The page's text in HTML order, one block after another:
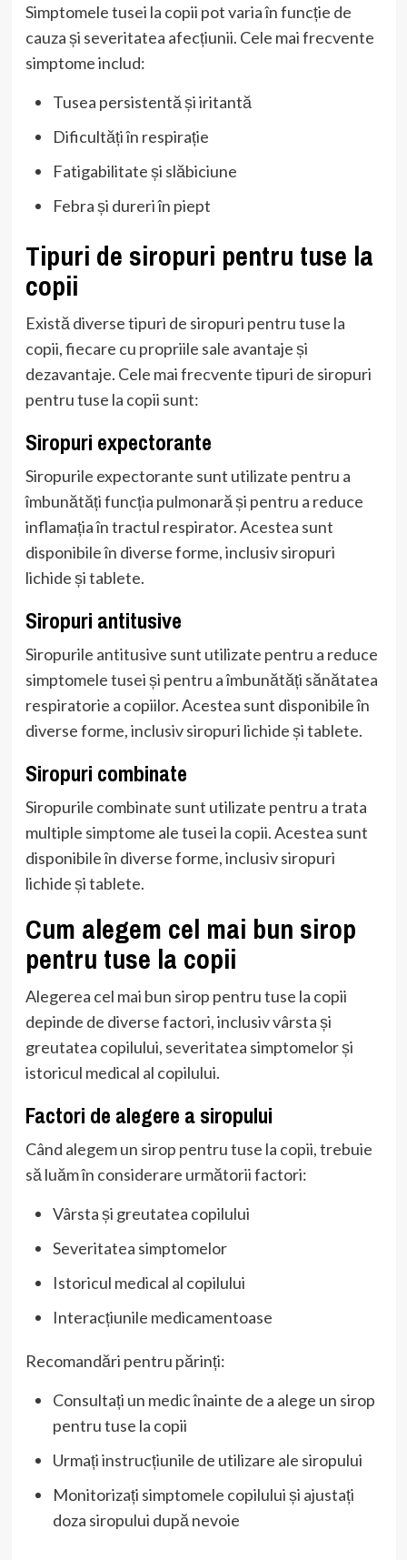
Simptomele tusei la copii pot varia în funcție de
cauza și severitatea afecțiunii. Cele mai frecvente
simptome includ:
Tusea persistentă și iritantă
Dificultăți în respirație
Fatigabilitate și slăbiciune
Febra și dureri în piept
Tipuri de siropuri pentru tuse la
copii
Există diverse tipuri de siropuri pentru tuse la
copii, fiecare cu propriile sale avantaje și
dezavantaje. Cele mai frecvente tipuri de siropuri
pentru tuse la copii sunt:
Siropuri expectorante
Siropurile expectorante sunt utilizate pentru a
îmbunătăți funcția pulmonară și pentru a reduce
inflamația în tractul respirator. Acestea sunt
disponibile în diverse forme, inclusiv siropuri
lichide și tablete.
Siropuri antitusive
Siropurile antitusive sunt utilizate pentru a reduce
simptomele tusei și pentru a îmbunătăți sănătatea
respiratorie a copiilor. Acestea sunt disponibile în
diverse forme, inclusiv siropuri lichide și tablete.
Siropuri combinate
Siropurile combinate sunt utilizate pentru a trata
multiple simptome ale tusei la copii. Acestea sunt
disponibile în diverse forme, inclusiv siropuri
lichide și tablete.
Cum alegem cel mai bun sirop
pentru tuse la copii
Alegerea cel mai bun sirop pentru tuse la copii
depinde de diverse factori, inclusiv vârsta și
greutatea copilului, severitatea simptomelor și
istoricul medical al copilului.
Factori de alegere a siropului
Când alegem un sirop pentru tuse la copii, trebuie
să luăm în considerare următorii factori:
Vârsta și greutatea copilului
Severitatea simptomelor
Istoricul medical al copilului
Interacțiunile medicamentoase
Recomandări pentru părinți:
Consultați un medic înainte de a alege un sirop
pentru tuse la copii
Urmați instrucțiunile de utilizare ale siropului
Monitorizați simptomele copilului și ajustați
doza siropului după nevoie